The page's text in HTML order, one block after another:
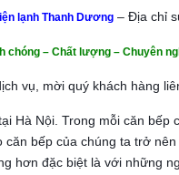
lạnh Thanh Dương– Địa chỉ
chóng – Chất lượng – Chuyên
vụ, mời quý khách hàng
Hà Nội. Trong mỗi căn
căn bếp của chúng ta trở
hơn đặc biệt là với những